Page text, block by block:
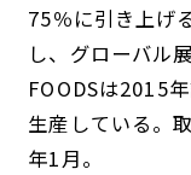
75％に引き上げ
し、グローバル
FOODSは2015
生産している。
年1月。